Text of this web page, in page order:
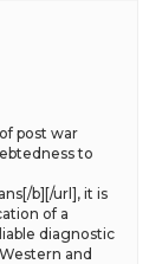
post war
to
b][/url], it is
of a
diagnostic
and